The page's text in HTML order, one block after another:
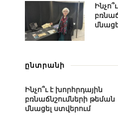
ընտրանի
Ինչո՞ւ է խորհրդային
բռնաճնշումների թեման
մնացել ստվերում